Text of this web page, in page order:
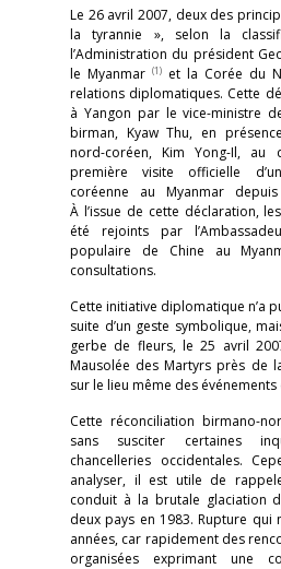
Le 26 avril 2007, deux des
la tyrannie », selon la
l’Administration du président
le Myanmar (1) et la Corée du
relations diplomatiques. Cette
à Yangon par le vice-ministre
birman, Kyaw Thu, en
nord-coréen, Kim Yong-Il, au
première visite officielle
coréenne au Myanmar
À l’issue de cette déclaration,
été rejoints par
populaire de Chine au
consultations.
Cette initiative diplomatique n’a
suite d’un geste symbolique,
gerbe de fleurs, le 25 avril
Mausolée des Martyrs près de
sur le lieu même des
Cette réconciliation birmano-
sans susciter certaines
chancelleries occidentales.
analyser, il est utile de
conduit à la brutale glaciation
deux pays en 1983. Rupture qui
années, car rapidement des
organisées exprimant une